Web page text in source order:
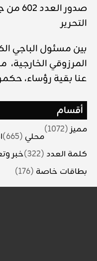
صدور
التحرير
بين مسئول الباجي
المرزوقي الخارجية،
عنا بقية رؤساء،
أقسام
مميز(1072)
محلي (665)
كلمة العدد (322) خبر
بطاقات خاصة (176)